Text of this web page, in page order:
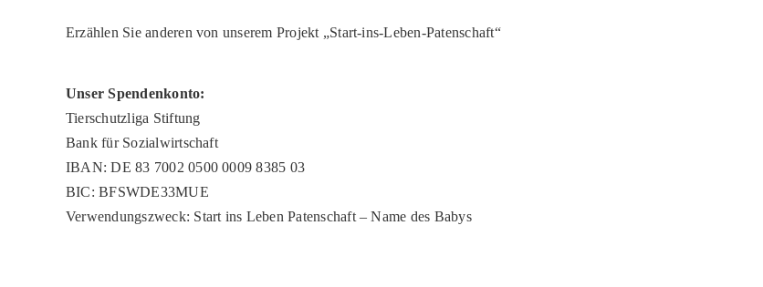
Erzählen Sie anderen von unserem Projekt „Start-ins-Leben-Patenschaft“
Unser Spendenkonto:
Tierschutzliga Stiftung
Bank für Sozialwirtschaft
IBAN: DE 83 7002 0500 0009 8385 03
BIC: BFSWDE33MUE
Verwendungszweck: Start ins Leben Patenschaft – Name des Babys